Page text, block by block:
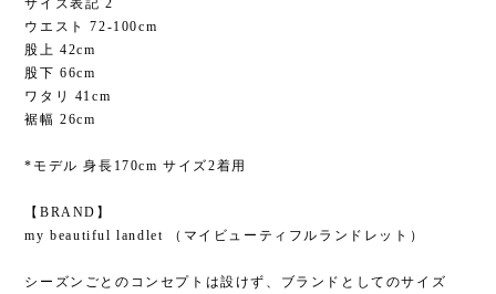
ウエスト 72-100cm
股上 42cm
股下 66cm
ワタリ 41cm
裾幅 26cm
*モデル 身長170cm サイズ2着用
【BRAND】
my beautiful landlet （マイビューティフルランドレット）
シーズンごとのコンセプトは設けず、ブランドとしてのサイズ